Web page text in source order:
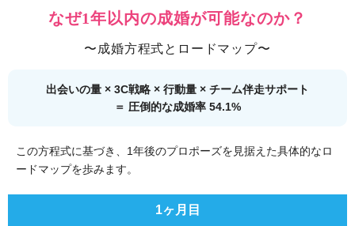
なぜ1年以内の成婚が可能なのか？
〜成婚方程式とロードマップ〜
出会いの量 × 3C戦略 × 行動量 × チーム伴走サポート
＝ 圧倒的な成婚率 54.1%
この方程式に基づき、1年後のプロポーズを見据えた具体的なロ
ードマップを歩みます。
1ヶ月目